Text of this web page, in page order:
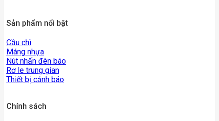
Sản phẩm nổi bật
Cầu chì
Máng nhựa
Nút nhấn đèn báo
Rơ le trung gian
Thiết bị cảnh báo
Chính sách